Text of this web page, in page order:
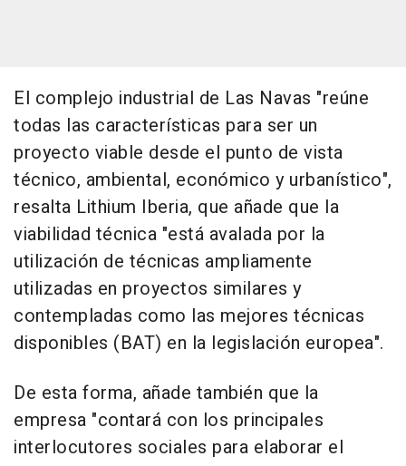
El complejo industrial de Las Navas "reúne
todas las características para ser un
proyecto viable desde el punto de vista
técnico, ambiental, económico y urbanístico",
resalta Lithium Iberia, que añade que la
viabilidad técnica "está avalada por la
utilización de técnicas ampliamente
utilizadas en proyectos similares y
contempladas como las mejores técnicas
disponibles (BAT) en la legislación europea".
De esta forma, añade también que la
empresa "contará con los principales
interlocutores sociales para elaborar el